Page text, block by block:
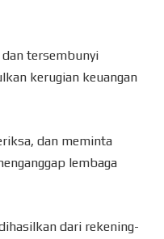
tersembunyi
kerugian keuangan
dan meminta
lembaga
dari rekening-